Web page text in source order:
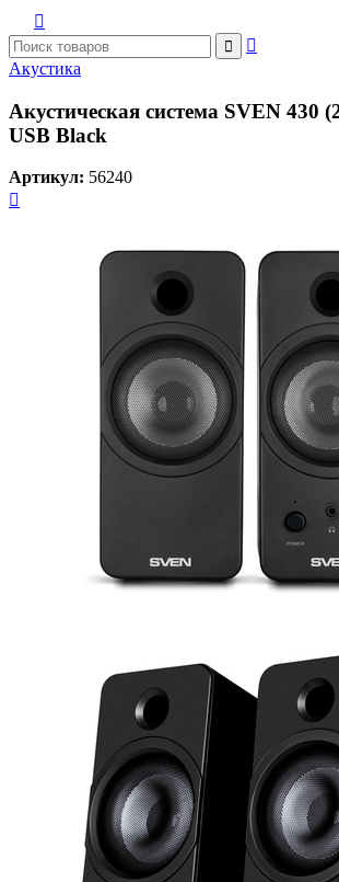



Акустика
Акустическая система SVEN 430
USB Black
Артикул: 56240
